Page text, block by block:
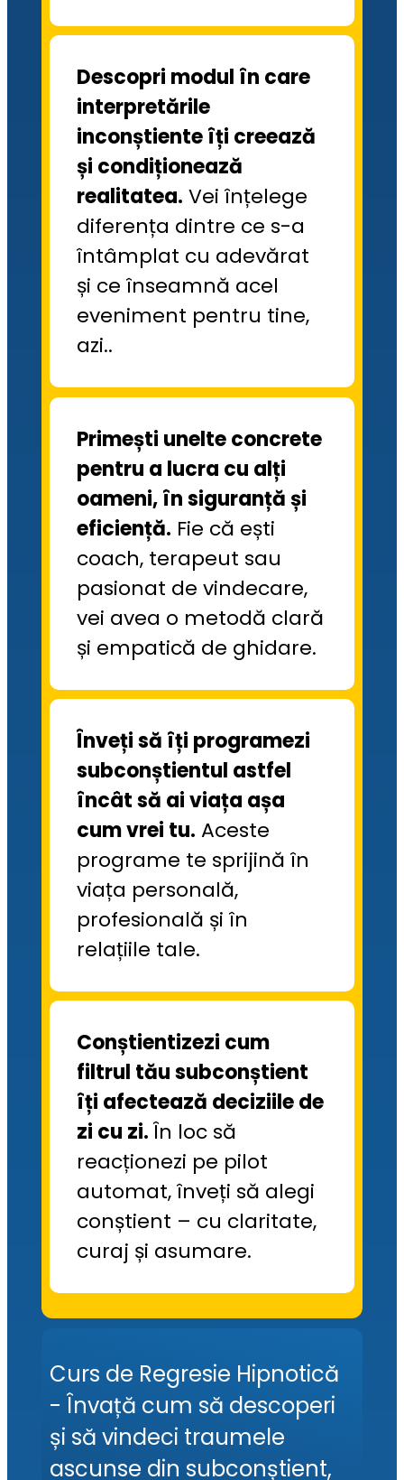
Descopri modul în care
interpretările
inconștiente îți creează
și condiționează
realitatea. Vei înțelege
diferența dintre ce s-a
întâmplat cu adevărat
și ce înseamnă acel
eveniment pentru tine,
azi..
Primești unelte concrete
pentru a lucra cu alți
oameni, în siguranță și
eficiență. Fie că ești
coach, terapeut sau
pasionat de vindecare,
vei avea o metodă clară
și empatică de ghidare.
Înveți să îți programezi
subconștientul astfel
încât să ai viața așa
cum vrei tu. Aceste
programe te sprijină în
viața personală,
profesională și în
relațiile tale.
Conștientizezi cum
filtrul tău subconștient
îți afectează deciziile de
zi cu zi. În loc să
reacționezi pe pilot
automat, înveți să alegi
conștient – cu claritate,
curaj și asumare.
Curs de Regresie Hipnotică
- Învață cum să descoperi
și să vindeci traumele
ascunse din subconștient,